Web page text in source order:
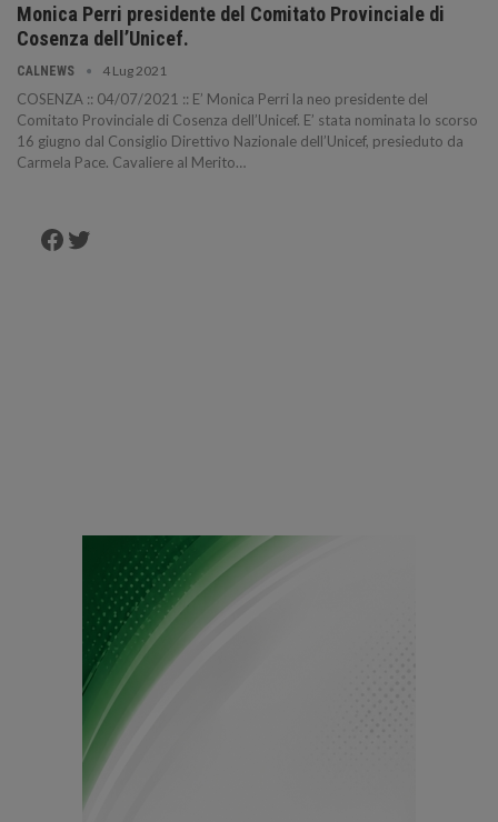
Monica Perri presidente del Comitato Provinciale di
Cosenza dell’Unicef.
CALNEWS 4 Lug 2021
COSENZA :: 04/07/2021 :: E’ Monica Perri la neo presidente del
Comitato Provinciale di Cosenza dell’Unicef. E’ stata nominata lo scorso
16 giugno dal Consiglio Direttivo Nazionale dell’Unicef, presieduto da
Carmela Pace. Cavaliere al Merito…
Facebook
Twitter